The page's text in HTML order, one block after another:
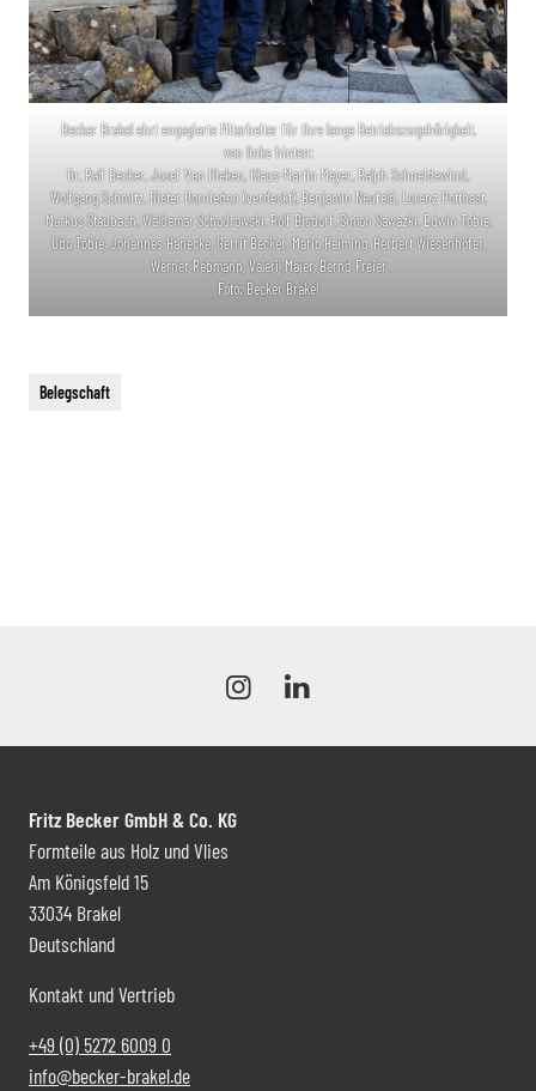
Becker Brakel ehrt engagierte Mitarbeiter für Ihre lange Betriebszugehörigkeit.
von links hinten:
Dr. Ralf Becker, Josef Van Dieken, Klaus-Martin Meyer, Ralph Schneidewind,
Wolfgang Schmitz, Dieter Dornieden (verdeckt), Benjamin Neufeld, Lorenz Potthast,
Markus Staubach, Waldemar Schodrowski, Rolf Bisdorf, Simon Sawazki, Edwin Tobie,
Udo Tobie, Johannes Hanecke, Gerrit Becker, Mario Heiming, Herbert Wiesenhöfer,
Werner Rebmann, Valerij Majer, Bernd Freier
Foto: Becker Brakel
Belegschaft
Fritz Becker GmbH & Co. KG
Formteile aus Holz und Vlies
Am Königsfeld 15
33034 Brakel
Deutschland
Kontakt und Vertrieb
+49 (0) 5272 6009 0
info@becker-brakel.de